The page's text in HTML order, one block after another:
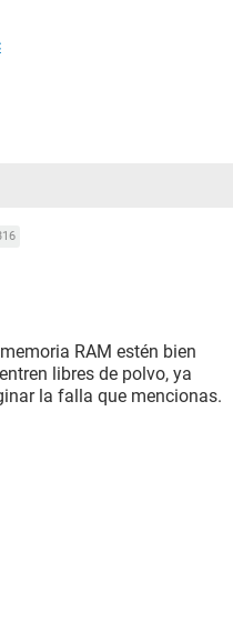
RAM estén bien
libres de polvo, ya
la falla que mencionas.